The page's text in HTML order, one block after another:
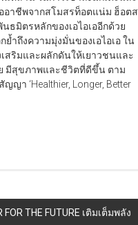
อาชีพจากสโมสรท็อตแน่ม ฮ็อตส
นธมิตรหลักของเอไอเออีกด้วย
ย้ำถึงความมุ่งมั่นของเอไอเอ ใน
เสริมและผลักดันให้เยาวชนและ
มีสุขภาพและชีวิตที่ดีขึ้น ตาม
ญา ‘Healthier, Longer, Better
THE FUTURE เติมเต็มพลัง